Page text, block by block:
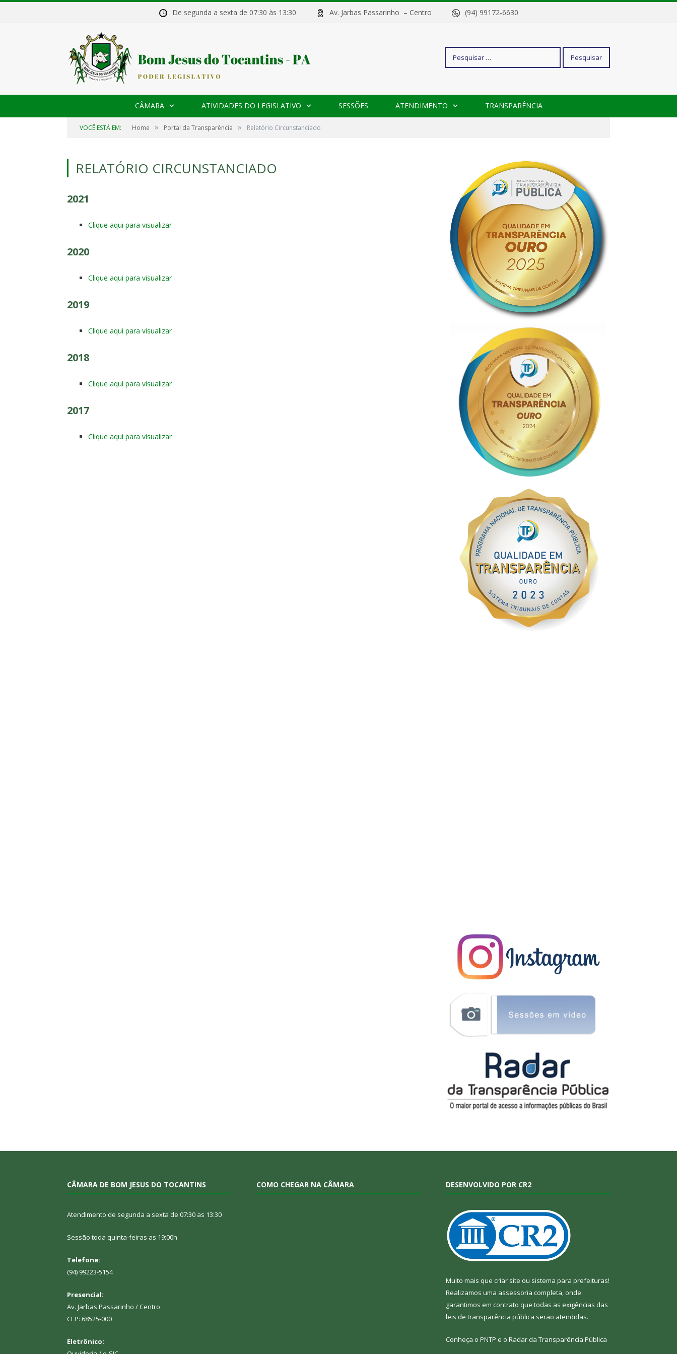
De segunda a sexta de 07:30 às 13:30 Av. Jarbas Passarinho – Centro (94) 99172-6630
Pesquisar
CÂMARA ATIVIDADES DO LEGISLATIVO SESSÕES ATENDIMENTO TRANSPARÊNCIA
VOCÊ ESTÁ EM: Home » Portal da Transparência » Relatório Circunstanciado
RELATÓRIO CIRCUNSTANCIADO
2021
Clique aqui para visualizar
2020
Clique aqui para visualizar
2019
Clique aqui para visualizar
2018
Clique aqui para visualizar
2017
Clique aqui para visualizar
CÂMARA DE BOM JESUS DO TOCANTINS
Atendimento de segunda a sexta de 07:30 as 13:30
Sessão toda quinta-feiras as 19:00h
Telefone:
(94) 99223-5154
Presencial:
Av. Jarbas Passarinho / Centro
CEP: 68525-000
Eletrônico:
COMO CHEGAR NA CÂMARA DESENVOLVIDO POR CR2
Muito mais que criar site ou sistema para prefeituras!
Realizamos uma assessoria completa, onde
garantimos em contrato que todas as exigências das
leis de transparência pública serão atendidas.
Conheça o PNTP e o Radar da Transparência Pública